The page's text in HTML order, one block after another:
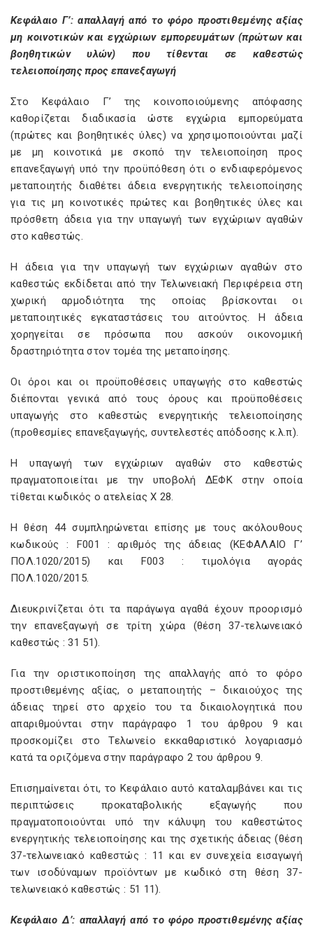
Κεφάλαιο Γ’: απαλλαγή από το φόρο προστιθεμένης αξίας
μη κοινοτικών και εγχώριων εμπορευμάτων (πρώτων και
βοηθητικών υλών) που τίθενται σε καθεστώς
τελειοποίησης προς επανεξαγωγή
Στο Κεφάλαιο Γ’ της κοινοποιούμενης απόφασης
καθορίζεται διαδικασία ώστε εγχώρια εμπορεύματα
(πρώτες και βοηθητικές ύλες) να χρησιμοποιούνται μαζί
με μη κοινοτικά με σκοπό την τελειοποίηση προς
επανεξαγωγή υπό την προϋπόθεση ότι ο ενδιαφερόμενος
μεταποιητής διαθέτει άδεια ενεργητικής τελειοποίησης
για τις μη κοινοτικές πρώτες και βοηθητικές ύλες και
πρόσθετη άδεια για την υπαγωγή των εγχώριων αγαθών
στο καθεστώς.
Η άδεια για την υπαγωγή των εγχώριων αγαθών στο
καθεστώς εκδίδεται από την Τελωνειακή Περιφέρεια στη
χωρική αρμοδιότητα της οποίας βρίσκονται οι
μεταποιητικές εγκαταστάσεις του αιτούντος. Η άδεια
χορηγείται σε πρόσωπα που ασκούν οικονομική
δραστηριότητα στον τομέα της μεταποίησης.
Οι όροι και οι προϋποθέσεις υπαγωγής στο καθεστώς
διέπονται γενικά από τους όρους και προϋποθέσεις
υπαγωγής στο καθεστώς ενεργητικής τελειοποίησης
(προθεσμίες επανεξαγωγής, συντελεστές απόδοσης κ.λ.π).
Η υπαγωγή των εγχώριων αγαθών στο καθεστώς
πραγματοποιείται με την υποβολή ΔΕΦΚ στην οποία
τίθεται κωδικός ο ατελείας Χ 28.
H θέση 44 συμπληρώνεται επίσης με τους ακόλουθους
κωδικούς : F001 : αριθμός της άδειας (ΚΕΦΑΛΑΙΟ Γ’
ΠΟΛ.1020/2015) και F003 : τιμολόγια αγοράς
ΠΟΛ.1020/2015.
Διευκρινίζεται ότι τα παράγωγα αγαθά έχουν προορισμό
την επανεξαγωγή σε τρίτη χώρα (θέση 37-τελωνειακό
καθεστώς : 31 51).
Για την οριστικοποίηση της απαλλαγής από το φόρο
προστιθεμένης αξίας, ο μεταποιητής – δικαιούχος της
άδειας τηρεί στο αρχείο του τα δικαιολογητικά που
απαριθμούνται στην παράγραφο 1 του άρθρου 9 και
προσκομίζει στο Τελωνείο εκκαθαριστικό λογαριασμό
κατά τα οριζόμενα στην παράγραφο 2 του άρθρου 9.
Επισημαίνεται ότι, το Κεφάλαιο αυτό καταλαμβάνει και τις
περιπτώσεις προκαταβολικής εξαγωγής που
πραγματοποιούνται υπό την κάλυψη του καθεστώτος
ενεργητικής τελειοποίησης και της σχετικής άδειας (θέση
37-τελωνειακό καθεστώς : 11 και εν συνεχεία εισαγωγή
των ισοδύναμων προϊόντων με κωδικό στη θέση 37-
τελωνειακό καθεστώς : 51 11).
Κεφάλαιο Δ’: απαλλαγή από το φόρο προστιθεμένης αξίας